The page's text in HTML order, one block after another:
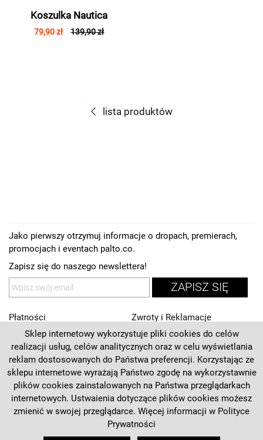
Sklep internetowy wykorzystuje pliki cookies do celów
realizacji usług, celów analitycznych oraz w celu wyświetlania
reklam dostosowanych do Państwa preferencji. Korzystając ze
sklepu internetowe wyrażają Państwo zgodę na wykorzystawnie
plików cookies zainstalowanych na Państwa przeglądarkach
internetowych. Ustwaienia dotyczące plików cookies możesz
zmienić w swojej przeglądarce. Więcej informacji w Polityce
Prywatności
Koszulka Nautica
79,90 zł 139,90 zł
lista produktów
Jako pierwszy otrzymuj informacje o dropach, premierach,
promocjach i eventach palto.co.
Zapisz się do naszego newslettera!
ZAPISZ SIĘ
Płatności
Regulamin
Polityka prywatności
Deklaracja dostępności
Zwroty i Reklamacje
Kontakt
O nas
+48 537 125 270